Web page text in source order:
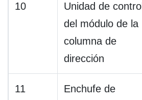
10
Unidad de control
del módulo de la
columna de
dirección
11
Enchufe de